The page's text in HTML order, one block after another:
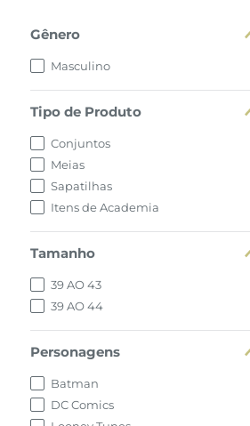
Gênero
Masculino
Tipo de Produto
Conjuntos
Meias
Sapatilhas
Itens de Academia
Tamanho
39 AO 43
39 AO 44
Personagens
Batman
DC Comics